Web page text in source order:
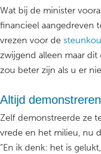
Wat bij de minister
financieel aangedreven
vrezen voor de
zwijgend alleen maar
zou beter zijn als u er
Altijd
Zelf demonstreerde ze
vrede en het milieu, nu
“En ik denk: het is